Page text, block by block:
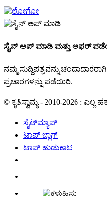
ಸೈನ್ ಅಪ್ ಮಾಡಿ ಮತ್ತು ಆಫರ್
ನಮ್ಮ ಸುದ್ದಿಪತ್ರವನ್ನು
ಪ್ರಚಾರಗಳನ್ನು ಪಡೆಯಿರಿ.
© ಕೃತಿಸ್ವಾಮ್ಯ - 2010-2026 : ಎಲ್ಲ
ಸೈಟ್‌ಮ್ಯಾಪ್
ಟಾಪ್ ಬ್ಲಾಗ್
ಟಾಪ್ ಹುಡುಕಾಟ